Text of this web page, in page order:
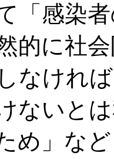
「感染
的に社
なけれ
ないと
め」な